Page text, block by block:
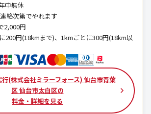
中無休
絡次第でやれます
2,000円
200円(18kmまで)、1kmごとに300円(18km以
(株式会社ミラーフォース) 仙台市青葉
区 仙台市太白区の
料金・詳細を見る